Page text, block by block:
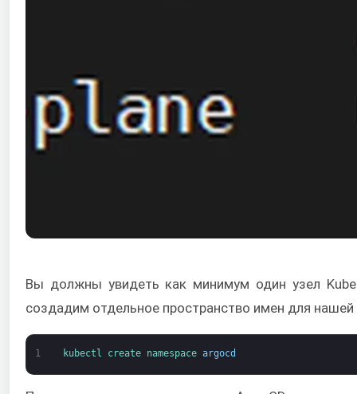
Вы должны увидеть как минимум один узел
создадим отдельное пространство имен для
1 kubectl create namespace argocd